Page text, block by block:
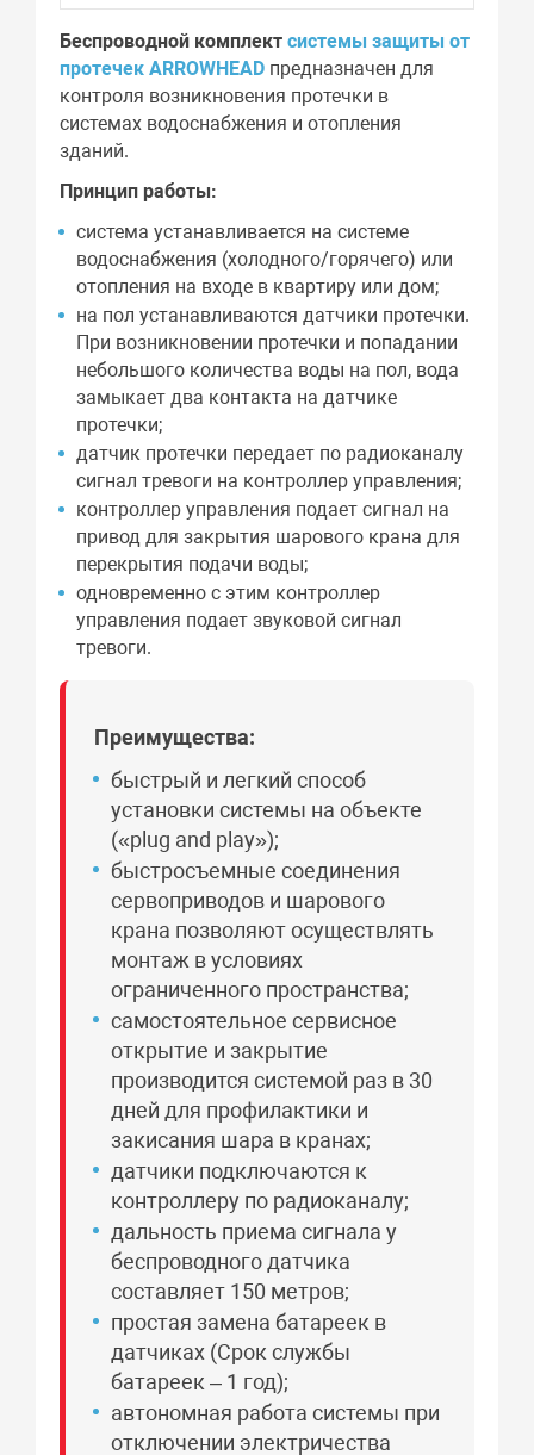
Беспроводной комплектсистемы защиты от
протечек ARROWHEAD предназначен для
контроля возникновения протечки в
системах водоснабжения и отопления
зданий.
Принцип работы:
система устанавливается на системе
водоснабжения (холодного/горячего) или
отопления на входе в квартиру или дом;
на пол устанавливаются датчики протечки.
При возникновении протечки и попадании
небольшого количества воды на пол, вода
замыкает два контакта на датчике
протечки;
датчик протечки передает по радиоканалу
сигнал тревоги на контроллер управления;
контроллер управления подает сигнал на
привод для закрытия шарового крана для
перекрытия подачи воды;
одновременно с этим контроллер
управления подает звуковой сигнал
тревоги.
Преимущества:
быстрый и легкий способ
установки системы на объекте
(«plug and play»);
быстросъемные соединения
сервоприводов и шарового
крана позволяют осуществлять
монтаж в условиях
ограниченного пространства;
самостоятельное сервисное
открытие и закрытие
производится системой раз в 30
дней для профилактики и
закисания шара в кранах;
датчики подключаются к
контроллеру по радиоканалу;
дальность приема сигнала у
беспроводного датчика
составляет 150 метров;
простая замена батареек в
датчиках (Срок службы
батареек – 1 год);
автономная работа системы при
отключении электричества